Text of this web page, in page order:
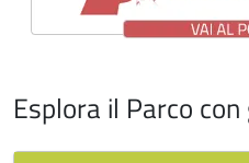
Esplora il Parco